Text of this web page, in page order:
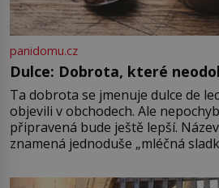
panidomu.cz
Dulce: Dobrota, které
Ta dobrota se jmenuje dulce de
objevili v obchodech. Ale
připravená bude ještě lepší.
znamená jednoduše „mléčná
pře hned několik